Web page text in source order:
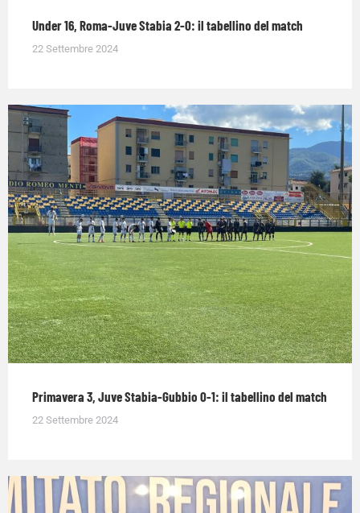
Under 16, Roma-Juve Stabia 2-0: il tabellino del match
22 Settembre 2024
Primavera 3, Juve Stabia-Gubbio 0-1: il tabellino del match
22 Settembre 2024